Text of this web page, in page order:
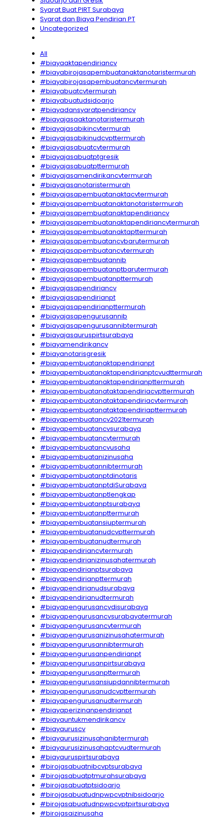
Syarat Buat PIRT Surabaya
Syarat dan Biaya Pendirian PT
Uncategorized
All
#biayaaktapendiriancv
#biayabirojasapembuatanaktanotaristermurah
#biayabirojasapembuatancvtermurah
#biayabuatcvtermurah
#biayabuatudsidoarjo
#biayadansyaratpendiriancv
#biayajasaaktanotaristermurah
#biayajasabikincvtermurah
#biayajasabikinudcvpttermurah
#biayajasabuatcvtermurah
#biayajasabuatptgresik
#biayajasabuatpttermurah
#biayajasamendirikancvtermurah
#biayajasanotaristermurah
#biayajasapembuatanaktacvtermurah
#biayajasapembuatanaktanotaristermurah
#biayajasapembuatanaktapendiriancv
#biayajasapembuatanaktapendiriancvtermurah
#biayajasapembuatanaktapttermurah
#biayajasapembuatancvbarutermurah
#biayajasapembuatancvtermurah
#biayajasapembuatannib
#biayajasapembuatanptbarutermurah
#biayajasapembuatanpttermurah
#biayajasapendiriancv
#biayajasapendirianpt
#biayajasapendirianpttermurah
#biayajasapengurusannib
#biayajasapengurusannibtermurah
#biayajasauruspirtsurabaya
#biayamendirikancv
#biayanotarisgresik
#biayapembuatanaktapendirianpt
#biayapembuatanaktapendirianptcvudttermurah
#biayapembuatanaktapendirianpttermurah
#biayapembuatanataktapendiriacvpttermurah
#biayapembuatanataktapendiriacvtermurah
#biayapembuatanataktapendiriapttermurah
#biayapembuatancv2021termurah
#biayapembuatancvsurabaya
#biayapembuatancvtermurah
#biayapembuatancvusaha
#biayapembuatanizinusaha
#biayapembuatannibtermurah
#biayapembuatanptdinotaris
#biayapembuatanptdiSurabaya
#biayapembuatanptlengkap
#biayapembuatanptsurabaya
#biayapembuatanpttermurah
#biayapembuatansiuptermurah
#biayapembuatanudcvpttermurah
#biayapembuatanudtermurah
#biayapendiriancvtermurah
#biayapendirianizinusahatermurah
#biayapendirianptsurabaya
#biayapendirianpttermurah
#biayapendirianudsurabaya
#biayapendirianudtermurah
#biayapengurusancvdisurabaya
#biayapengurusancvsurabayatermurah
#biayapengurusancvtermurah
#biayapengurusanizinusahatermurah
#biayapengurusannibtermurah
#biayapengurusanpendirianpt
#biayapengurusanpirtsurabaya
#biayapengurusanpttermurah
#biayapengurusansiupdannibtermurah
#biayapengurusanudcvpttermurah
#biayapengurusanudtermurah
#biayaperizinanpendirianpt
#biayauntukmendirikancv
#biayauruscv
#biayaurusizinusahanibtermurah
#biayaurusizinusahaptcvudtermurah
#biayauruspirtsurabaya
#birojasabuatnibcvptsurabaya
#birojasabuatptmurahsurabaya
#birojasabuatptsidoarjo
#birojasabuatudnpwpcvptnibsidoarjo
#birojasabuatudnpwpcvptpirtsurabaya
#birojasaizinusaha